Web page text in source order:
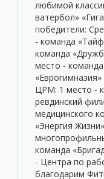
любимой
ватербол»
победители:
- команда
команда
место -
ЦРМ: 1 место -
ревдинский
медицинского
«Энергия
команда
- Центра по
благодарим